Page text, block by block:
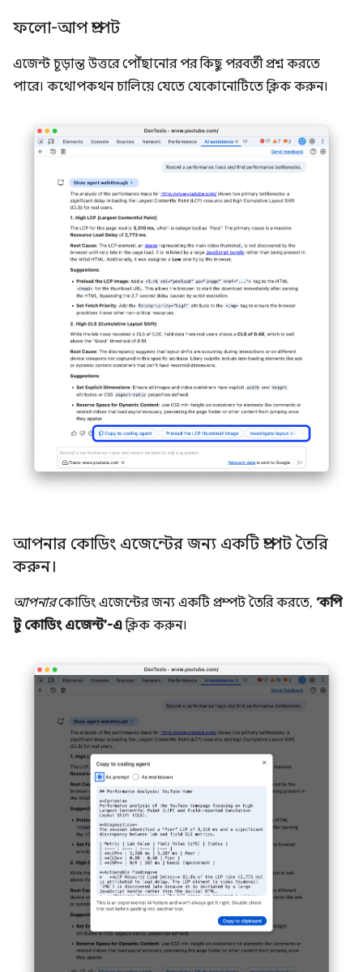
ফলো-আপ প্রম্পট
এজেন্ট চূড়ান্ত উত্তরে পৌঁছানোর পর কিছু পরবর্তী প্রশ্ন করতে
পারে। কথোপকথন চালিয়ে যেতে যেকোনোটিতে ক্লিক করুন।
আপনার কোডিং এজেন্টের জন্য একটি প্রম্পট তৈরি
করুন।
আপনারকোডিং এজেন্টের জন্য একটি প্রম্পট তৈরি করতে, ‘কপি
টু কোডিং এজেন্ট’-এক্লিক করুন।